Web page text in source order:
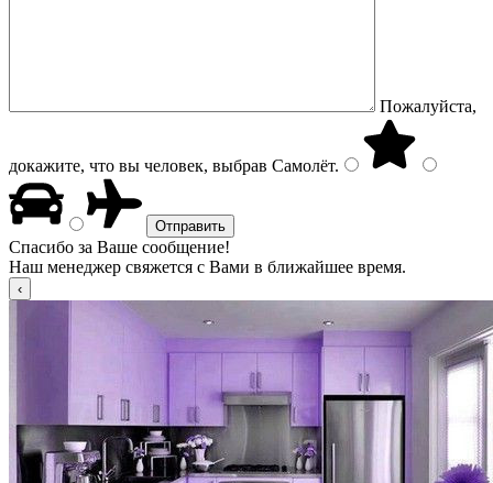
Пожалуйста,
докажите, что вы человек, выбрав Самолёт.
Спасибо за Ваше сообщение!
Наш менеджер свяжется с Вами в ближайшее время.